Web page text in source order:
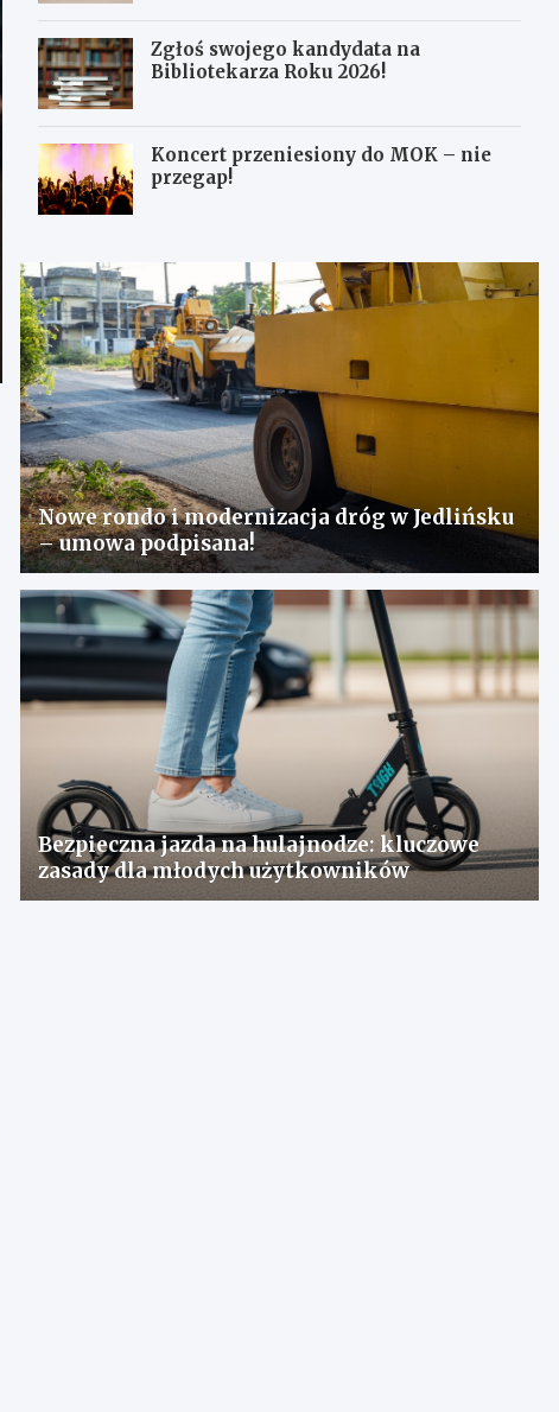
Zgłoś swojego kandydata na
Bibliotekarza Roku 2026!
Koncert przeniesiony do MOK – nie
przegap!
Nowe rondo i modernizacja dróg w Jedlińsku
– umowa podpisana!
Bezpieczna jazda na hulajnodze: kluczowe
zasady dla młodych użytkowników